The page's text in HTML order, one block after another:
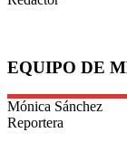
EQUIPO DE
Mónica Sánchez
Reportera